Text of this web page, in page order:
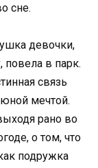
сне.
девочки,
повела в парк.
связь
мечтой.
рано во
о том, что
подружка